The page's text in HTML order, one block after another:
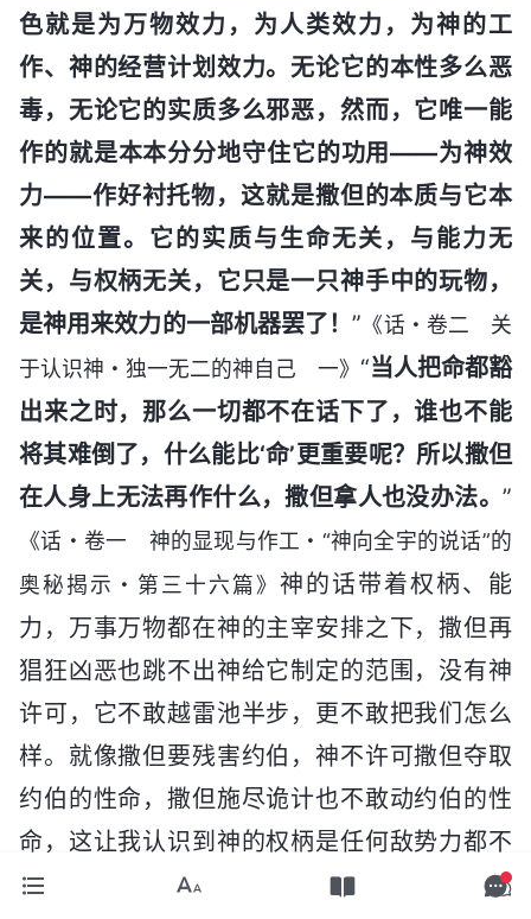
色就是为万物效力，为人类效力，为神的工
作、神的经营计划效力。无论它的本性多么恶
毒，无论它的实质多么邪恶，然而，它唯一能
作的就是本本分分地守住它的功用——为神效
力——作好衬托物，这就是撒但的本质与它本
来的位置。它的实质与生命无关，与能力无
关，与权柄无关，它只是一只神手中的玩物，
是神用来效力的一部机器罢了！” 《话・卷二 关
于认识神・独一无二的神自己 一》 “当人把命都豁
出来之时，那么一切都不在话下了，谁也不能
将其难倒了，什么能比‘命’更重要呢？所以撒但
在人身上无法再作什么，撒但拿人也没办法。 ”
《话・卷一 神的显现与作工・“神向全宇的说话”的
奥秘揭示・第三十六篇》 神的话带着权柄、能
力，万事万物都在神的主宰安排之下，撒但再
猖狂凶恶也跳不出神给它制定的范围，没有神
许可，它不敢越雷池半步，更不敢把我们怎么
样。就像撒但要残害约伯，神不许可撒但夺取
约伯的性命，撒但施尽诡计也不敢动约伯的性
命，这让我认识到神的权柄是任何敌势力都不
能超越的。这里环境这么恶劣，我没被抓这都